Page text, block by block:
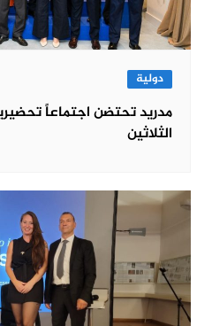
دولية
مدريد تحتضن اجتماعاً
الثلاثين